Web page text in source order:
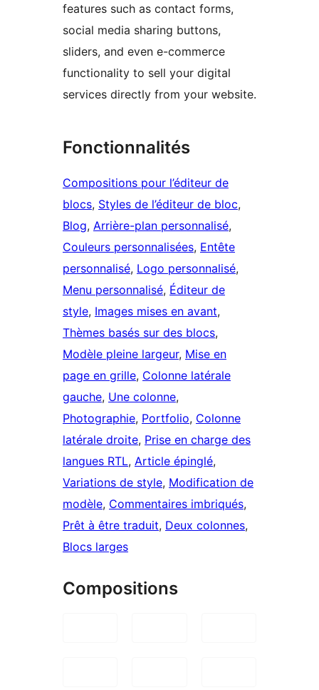
features such as contact forms,
social media sharing buttons,
sliders, and even e-commerce
functionality to sell your digital
services directly from your website.
Fonctionnalités
Compositions pour l’éditeur de
blocs, Styles de l’éditeur de bloc
Blog, Arrière-plan personnalisé
Couleurs personnalisées, Entête
personnalisé, Logo personnalisé
Menu personnalisé, Éditeur de
style, Images mises en avant
Thèmes basés sur des blocs
Modèle pleine largeur, Mise en
page en grille, Colonne latérale
gauche, Une colonne
Photographie, Portfolio, Colonne
latérale droite, Prise en charge des
langues RTL, Article épinglé
Variations de style, Modification de
modèle, Commentaires imbriqués
Prêt à être traduit, Deux colonnes
Blocs larges
Compositions